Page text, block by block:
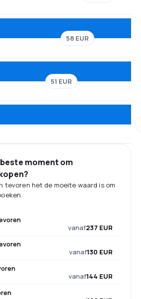
58 EUR
51 EUR
moment om
tevoren het de moeite waard is om
vanaf237 EUR
vanaf130 EUR
vanaf144 EUR